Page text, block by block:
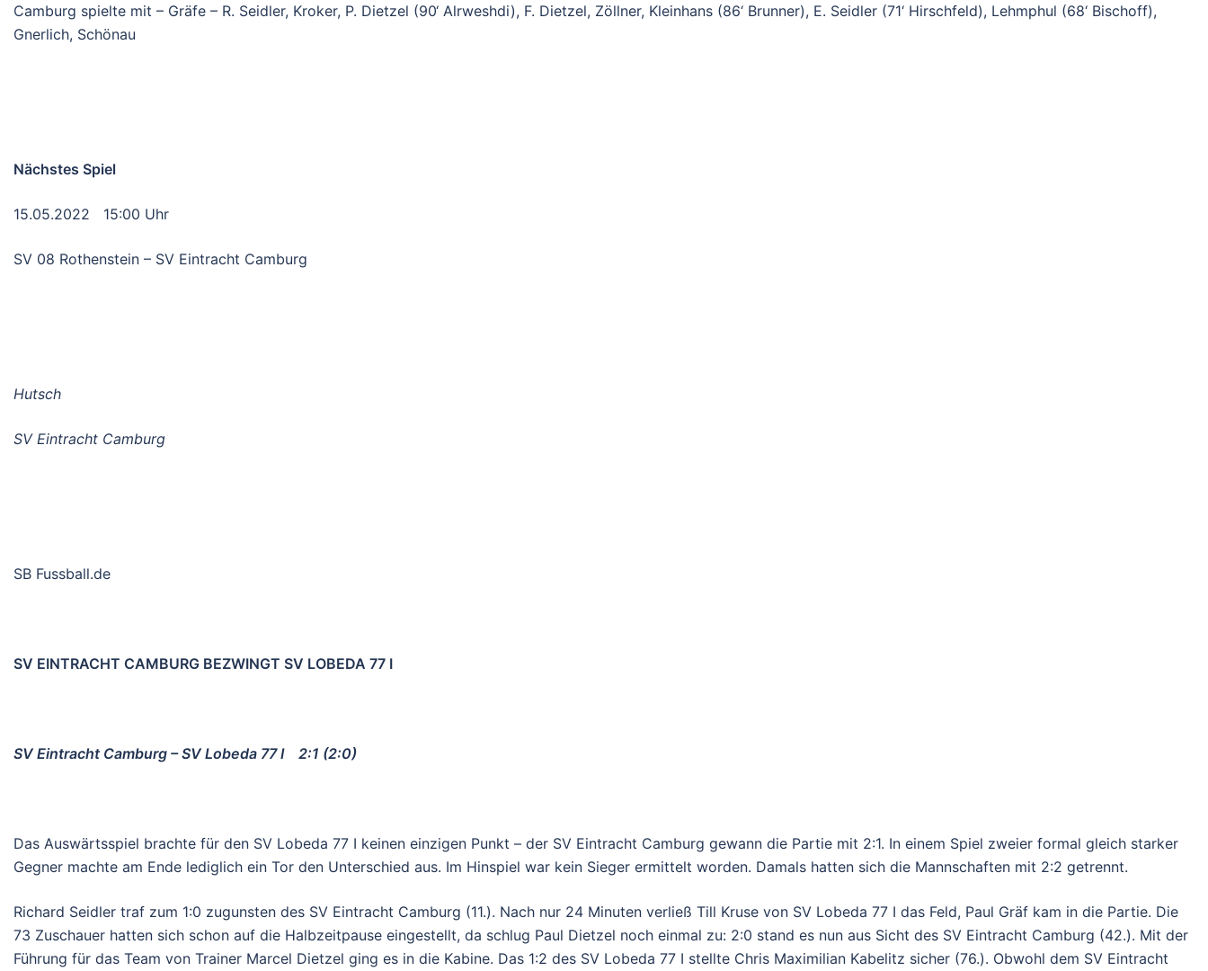
Camburg spielte mit – Gräfe – R. Seidler, Kroker, P. Dietzel (90‘ Alrweshdi), F. Dietzel, Zöllner, Kleinhans (86‘ Brunner), E. Seidler (71‘ Hirschfeld), Lehmphul (68‘ Bischoff),
Gnerlich, Schönau
Nächstes Spiel
15.05.2022 15:00 Uhr
SV 08 Rothenstein – SV Eintracht Camburg
Hutsch
SV Eintracht Camburg
SB Fussball.de
SV EINTRACHT CAMBURG BEZWINGT SV LOBEDA 77 I
SV Eintracht Camburg – SV Lobeda 77 I 2:1 (2:0)
Das Auswärtsspiel brachte für den SV Lobeda 77 I keinen einzigen Punkt – der SV Eintracht Camburg gewann die Partie mit 2:1. In einem Spiel zweier formal gleich starker
Gegner machte am Ende lediglich ein Tor den Unterschied aus. Im Hinspiel war kein Sieger ermittelt worden. Damals hatten sich die Mannschaften mit 2:2 getrennt.
Richard Seidler traf zum 1:0 zugunsten des SV Eintracht Camburg (11.). Nach nur 24 Minuten verließ Till Kruse von SV Lobeda 77 I das Feld, Paul Gräf kam in die Partie. Die
73 Zuschauer hatten sich schon auf die Halbzeitpause eingestellt, da schlug Paul Dietzel noch einmal zu: 2:0 stand es nun aus Sicht des SV Eintracht Camburg (42.). Mit der
Führung für das Team von Trainer Marcel Dietzel ging es in die Kabine. Das 1:2 des SV Lobeda 77 I stellte Chris Maximilian Kabelitz sicher (76.). Obwohl dem SV Eintracht